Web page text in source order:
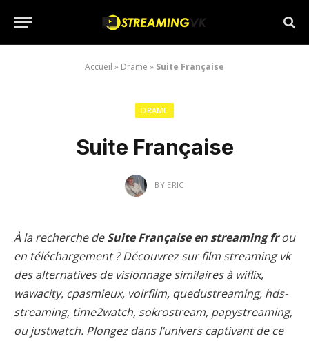
Accueil » Drame » Suite Française
DRAME
Suite Française
BY ERIC
À la recherche deSuite Française en streaming frou
en téléchargement ? Découvrez sur film streaming vk
des alternatives de visionnage similaires à wiflix,
wawacity, cpasmieux, voirfilm, quedustreaming, hds-
streaming, time2watch, sokrostream, papystreaming,
ou justwatch. Plongez dans l’univers captivant de ce